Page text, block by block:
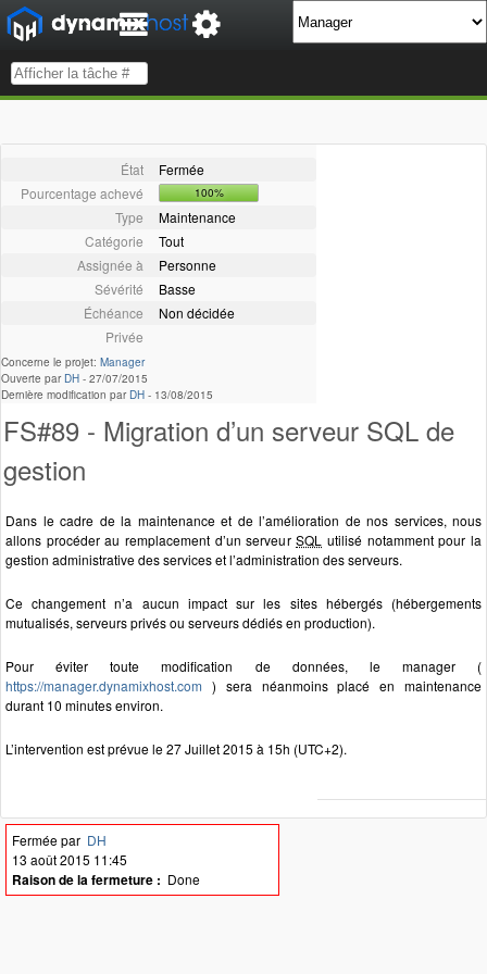
État
Fermée
Pourcentage achevé
100%
Type
Maintenance
Catégorie
Tout
Assignée à
Personne
Sévérité
Basse
Échéance
Non décidée
Privée
Concerne le projet: Manager
Ouverte parDH - 27/07/2015
Dernière modification parDH - 13/08/2015
FS#89 - Migration d’un serveur SQL de
gestion
Dans le cadre de la maintenance et de l’amélioration de nos services, nous
allons procéder au remplacement d’un serveurSQL utilisé notamment pour la
gestion administrative des services et l’administration des serveurs.
Ce changement n’a aucun impact sur les sites hébergés (hébergements
mutualisés, serveurs privés ou serveurs dédiés en production).
Pour éviter toute modification de données, le manager (
https://manager.dynamixhost.com ) sera néanmoins placé en maintenance
durant 10 minutes environ.
L’intervention est prévue le 27 Juillet 2015 à 15h (UTC+2).
Fermée par DH
13 août 2015 11:45
Raison de la fermeture : Done